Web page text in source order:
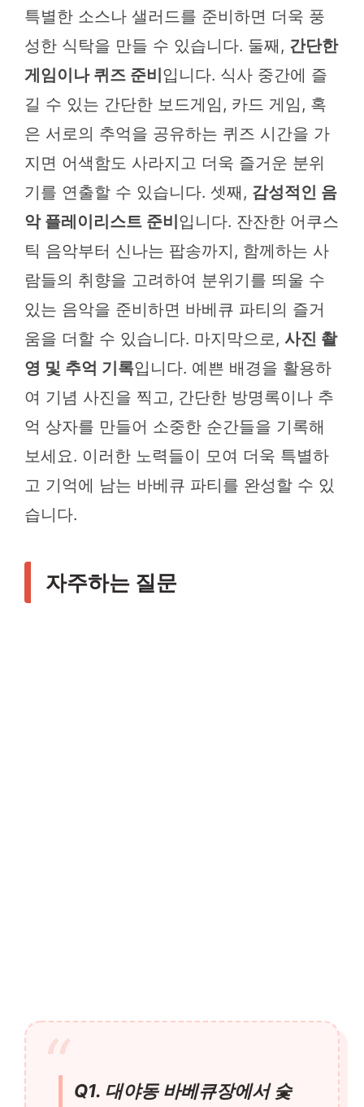
특별한 소스나 샐러드를 준비하면 더욱 풍
성한 식탁을 만들 수 있습니다. 둘째, 간단한
게임이나 퀴즈 준비입니다. 식사 중간에 즐
길 수 있는 간단한 보드게임, 카드 게임, 혹
은 서로의 추억을 공유하는 퀴즈 시간을 가
지면 어색함도 사라지고 더욱 즐거운 분위
기를 연출할 수 있습니다. 셋째, 감성적인 음
악 플레이리스트 준비입니다. 잔잔한 어쿠스
틱 음악부터 신나는 팝송까지, 함께하는 사
람들의 취향을 고려하여 분위기를 띄울 수
있는 음악을 준비하면 바베큐 파티의 즐거
움을 더할 수 있습니다. 마지막으로, 사진 촬
영 및 추억 기록입니다. 예쁜 배경을 활용하
여 기념 사진을 찍고, 간단한 방명록이나 추
억 상자를 만들어 소중한 순간들을 기록해
보세요. 이러한 노력들이 모여 더욱 특별하
고 기억에 남는 바베큐 파티를 완성할 수 있
습니다.
자주하는 질문
Q1. 대야동 바베큐장에서 숯